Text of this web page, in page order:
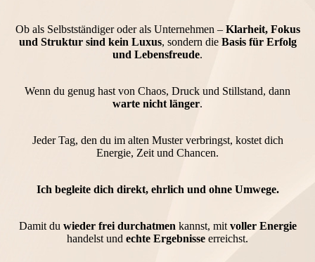
Ob als Selbstständiger oder als Unternehmen – Klarheit, Fokus
und Struktur sind kein Luxus, sondern die Basis für Erfolg
und Lebensfreude.
Wenn du genug hast von Chaos, Druck und Stillstand, dann
warte nicht länger.
Jeder Tag, den du im alten Muster verbringst, kostet dich
Energie, Zeit und Chancen.
Ich begleite dich direkt, ehrlich und ohne Umwege.
Damit du wieder frei durchatmen kannst, mitvoller Energie
handelst und echte Ergebnisse erreichst.